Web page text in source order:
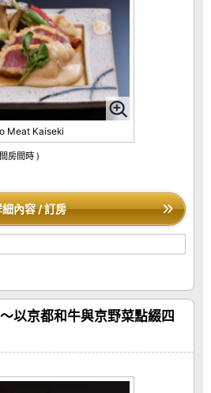
Meat Kaiseki
房間時 )
內容 / 訂房
～以京都和牛與京野菜點綴四